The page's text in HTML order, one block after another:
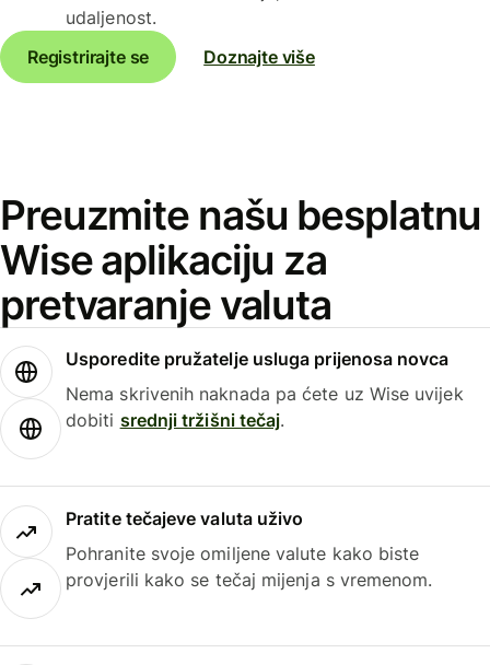
udaljenost.
Registrirajte se
Doznajte više
Preuzmite našu besplatnu
Wise aplikaciju za
pretvaranje valuta
Usporedite pružatelje usluga prijenosa novca
Nema skrivenih naknada pa ćete uz Wise uvijek
dobiti srednji tržišni tečaj.
Pratite tečajeve valuta uživo
Pohranite svoje omiljene valute kako biste
provjerili kako se tečaj mijenja s vremenom.